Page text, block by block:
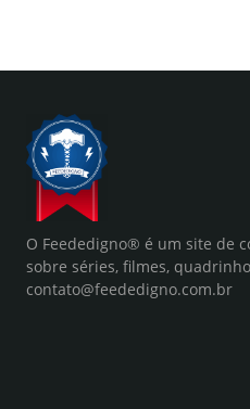
O Feededigno® é um site de
sobre séries, filmes,
contato@feededigno.com.br